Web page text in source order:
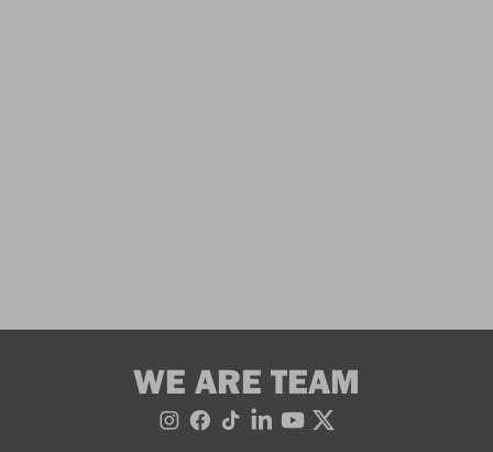
WE ARE TEAM